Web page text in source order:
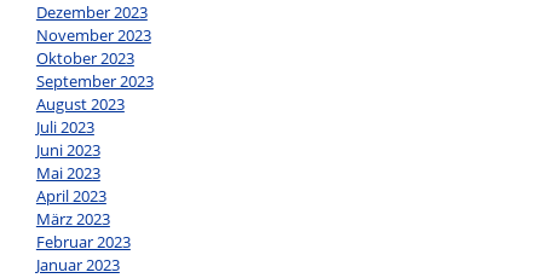
Dezember 2023
November 2023
Oktober 2023
September 2023
August 2023
Juli 2023
Juni 2023
Mai 2023
April 2023
März 2023
Februar 2023
Januar 2023